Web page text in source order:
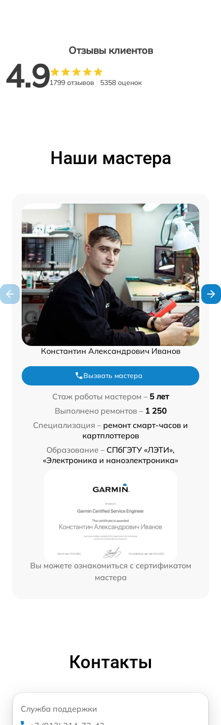
Отзывы клиентов
4.91799 отзывов 5358 оценок
Наши мастера
Константин Александрович Иванов
Вызвать мастера
Стаж работы мастером – 5 лет
Выполнено ремонтов – 1 250
Специализация – ремонт смарт-часов и
картплоттеров
Образование – СПбГЭТУ «ЛЭТИ»,
«Электроника и наноэлектроника»
Вы можете ознакомиться с сертификатом
мастера
Контакты
Служба поддержки